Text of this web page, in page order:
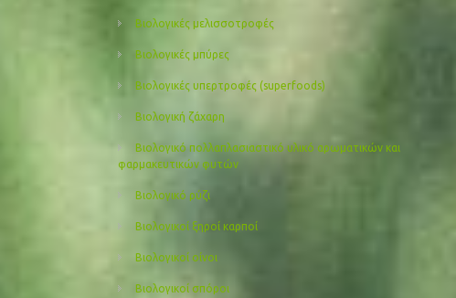
Βιολογικές μελισσοτροφές
Βιολογικές μπύρες
Βιολογικές υπερτροφές (superfoods)
Βιολογική ζάχαρη
Βιολογικό πολλαπλασιαστικό υλικό αρωματικών και
φαρμακευτικών φυτών
Βιολογικό ρύζι
Βιολογικοί ξηροί καρποί
Βιολογικοί οίνοι
Βιολογικοί σπόροι